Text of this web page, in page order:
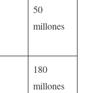
50
millones
180
millones